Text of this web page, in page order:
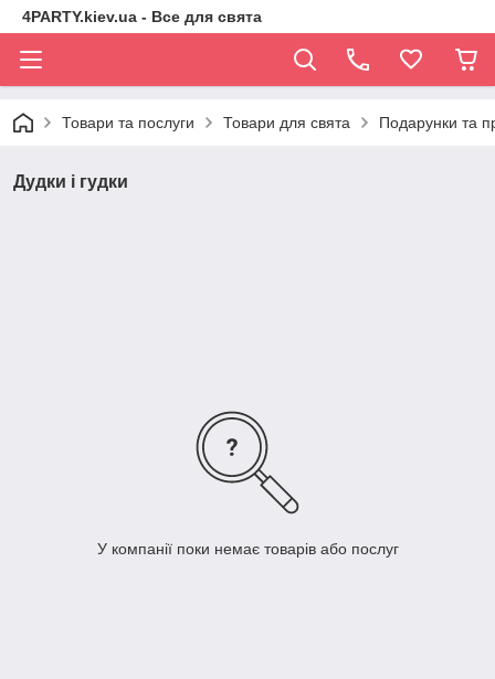
4PARTY.kiev.ua - Все для свята
Товари та послуги Товари для свята Подарунки та
Дудки і гудки
У компанії поки немає товарів або послуг